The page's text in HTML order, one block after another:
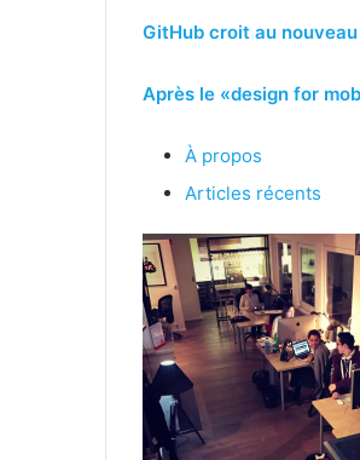
GitHub croit au
Après le «design for
À propos
Articles récents